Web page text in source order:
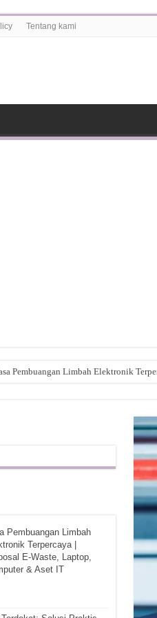
Tentang kami
Pembuangan Limbah Elektronik
Pembuangan Limbah
Terpercaya |
E-Waste, Laptop,
& Aset IT